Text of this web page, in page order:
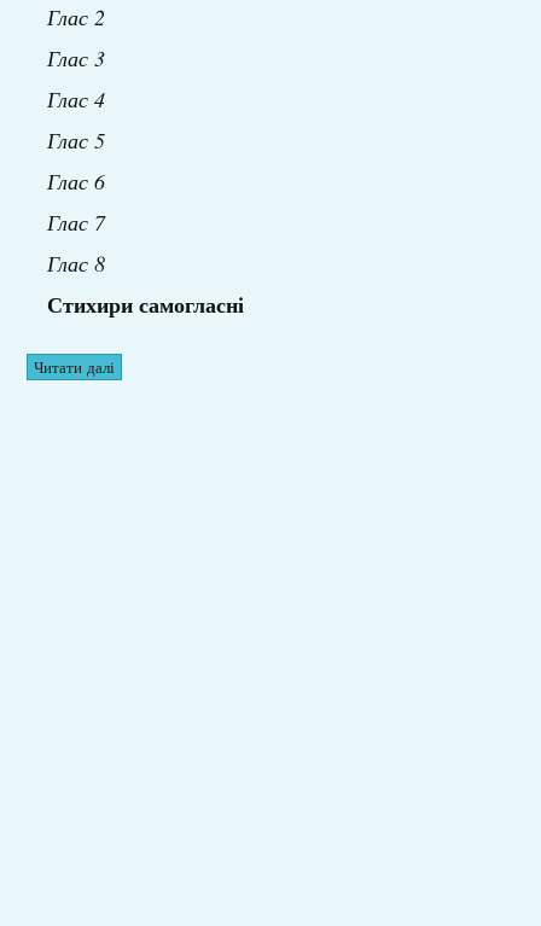
Глас 2
Глас 3
Глас 4
Глас 5
Глас 6
Глас 7
Глас 8
Стихири самогласні
Читати далі